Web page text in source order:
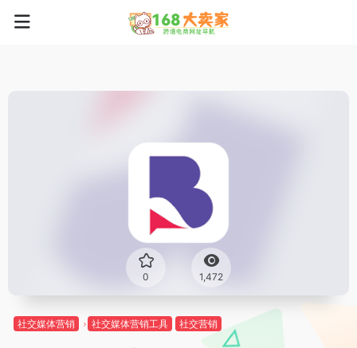
0 1,472
社交媒体营销 社交媒体营销工具 社交营销